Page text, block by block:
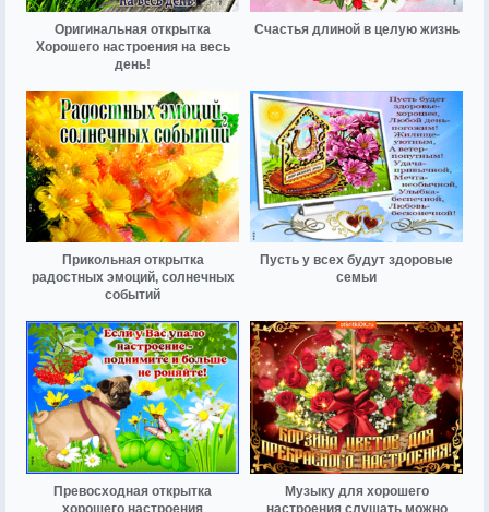
Оригинальная открытка
Хорошего настроения на весь
день!
Счастья длиной в целую жизнь
Прикольная открытка
радостных эмоций, солнечных
событий
Пусть у всех будут здоровые
семьи
Превосходная открытка
хорошего настроения
Музыку для хорошего
настроения слушать можно